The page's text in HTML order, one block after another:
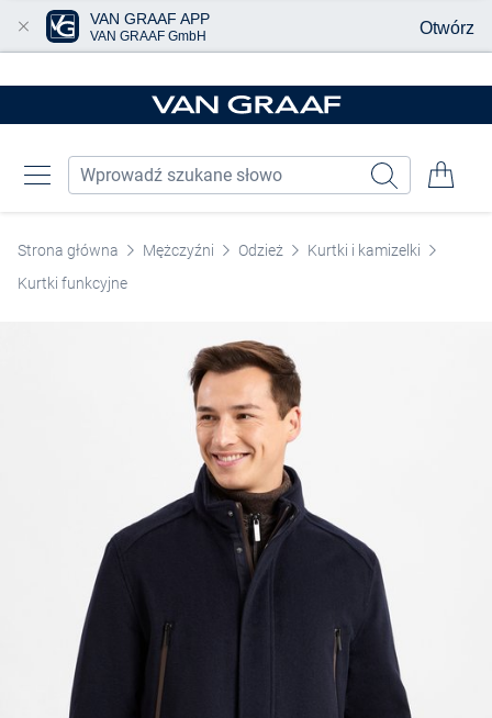
Strona główna Mężczyźni Odzież
Kurtki i kamizelki
Kurtki funkcyjne
VAN GRAAF APP
VAN GRAAF GmbH Otwórz